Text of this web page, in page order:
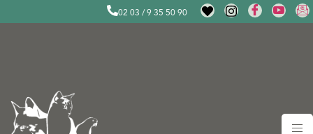
02 03 / 9 35 50 90